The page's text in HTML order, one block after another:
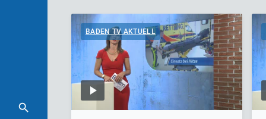
BADEN TV AKTUELL